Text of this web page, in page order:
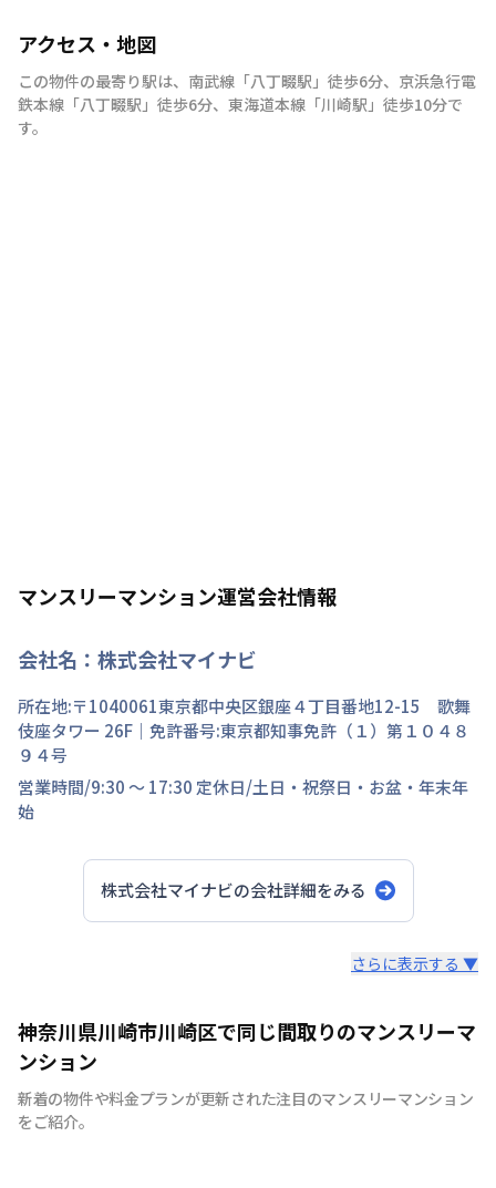
アクセス・地図
この物件の最寄り駅は、 南武線 「八丁畷駅 」 徒歩6分、 京浜急行電
鉄本線 「八丁畷駅 」 徒歩6分、 東海道本線 「川崎駅 」 徒歩10分で
す。
マンスリーマンション運営会社情報
会社名： 株式会社マイナビ
所在地:〒1040061東京都中央区銀座４丁目番地12-15 歌舞
伎座タワー 26F ｜免許番号:東京都知事免許（１）第１０４８
９４号
営業時間/9:30 ～ 17:30 定休日/土日・祝祭日・お盆・年末年
始
株式会社マイナビの会社詳細をみる
快適で安心な住まいをご提供。入居者様の住み心地と健康
を考え、専門部隊がお部屋を厳選！入居者満足度97％！
さらに表示する ▼
神奈川県川崎市川崎区で同じ間取りのマンスリーマ
ンション
新着の物件や料金プランが更新された注目のマンスリーマンション
をご紹介。